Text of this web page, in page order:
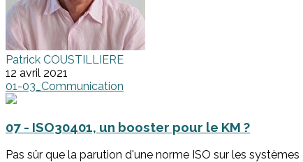
Patrick COUSTILLIERE
12 avril 2021
01-03_Communication
07 - ISO30401, un booster pour le KM ?
Pas sûr que la parution d'une norme ISO sur les